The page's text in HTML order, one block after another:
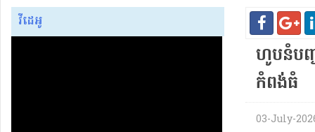
វីដេអូ
ហូប​នំ​បញ្
កំពង់ធំ
03-July-